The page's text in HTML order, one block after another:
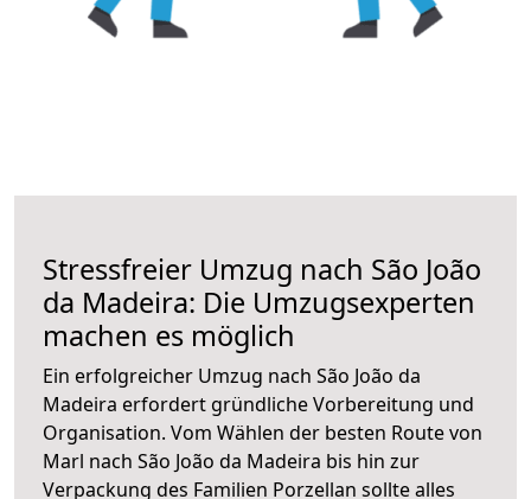
Stressfreier Umzug nach São João
da Madeira: Die Umzugsexperten
machen es möglich
Ein erfolgreicher Umzug nach São João da
Madeira erfordert gründliche Vorbereitung und
Organisation. Vom Wählen der besten Route von
Marl nach São João da Madeira bis hin zur
Verpackung des Familien Porzellan sollte alles